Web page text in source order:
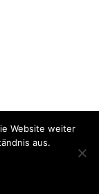
Website weiter
aus.